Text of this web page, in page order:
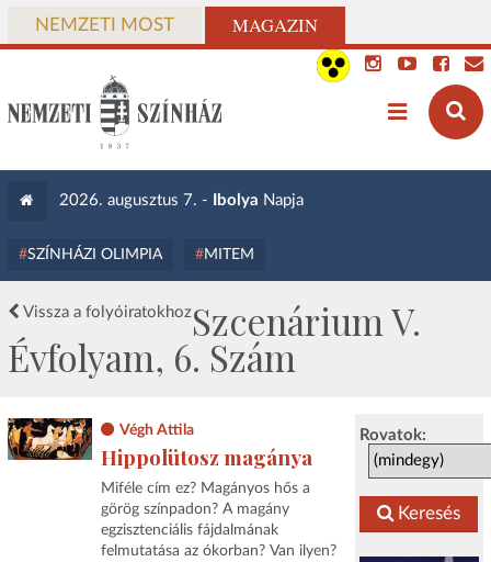
NEMZETI MOST MAGAZIN
2026. augusztus 7. - Ibolya Napja
SZÍNHÁZI OLIMPIA MITEM
Vissza a folyóiratokhozSzcenárium V.
Évfolyam, 6. Szám
Rovatok:
Keresés
Végh Attila
Hippolütosz magánya
Miféle cím ez? Magányos hős a
görög színpadon? A magány
egzisztenciális fájdalmának
felmutatása az ókorban? Van ilyen?